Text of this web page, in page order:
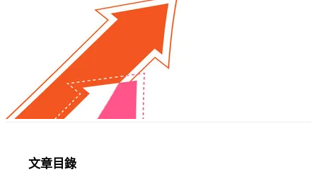
文章目錄